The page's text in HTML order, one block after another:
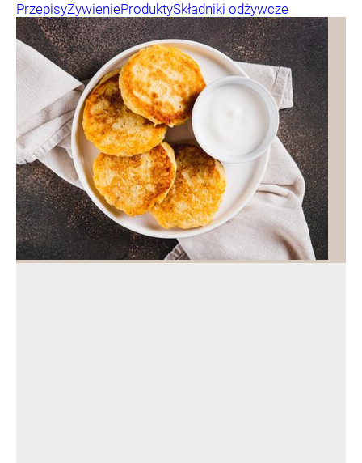
PrzepisyŻywienieProduktySkładniki odżywcze